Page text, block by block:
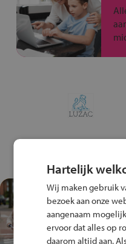
Test
Hartelijk
Wij maken gebruik
bezoek aan onze
aangenaam
ervoor dat alles op
daarom altijd aan.